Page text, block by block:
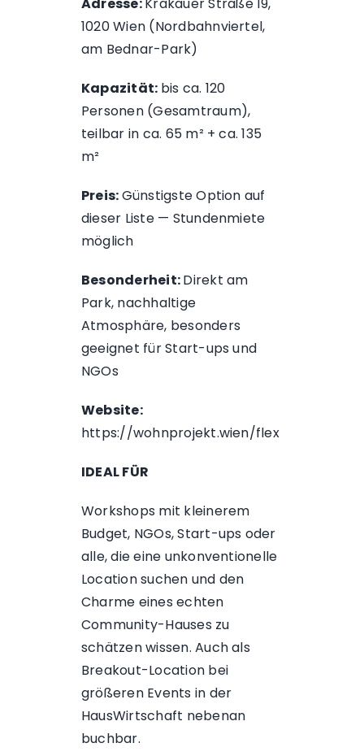
1020 Wien (Nordbahnviertel,
am Bednar-Park)
Kapazität: bis ca. 120
Personen (Gesamtraum),
teilbar in ca. 65 m² + ca. 135
m²
Preis:Günstigste Option auf
dieser Liste — Stundenmiete
möglich
Besonderheit:Direkt am
Park, nachhaltige
Atmosphäre, besonders
geeignet für Start-ups und
NGOs
Website:
https://wohnprojekt.wien/flex
IDEAL FÜR
Workshops mit kleinerem
Budget, NGOs, Start-ups oder
alle, die eine unkonventionelle
Location suchen und den
Charme eines echten
Community-Hauses zu
schätzen wissen. Auch als
Breakout-Location bei
größeren Events in der
HausWirtschaft nebenan
buchbar.